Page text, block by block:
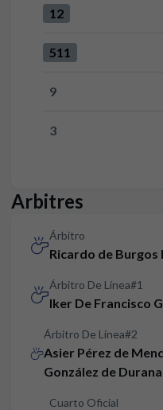
Xuts totals:Celta 12
12
Passades totals:Celta
511
Faltes:Celta 9 versus
9
Córners:Celta 3
3
Arbitres
Árbitro
Ricardo de Burgos
Árbitro De Línea#1
Iker De Francisco
Árbitro De Línea#2
Asier Pérez de
González de Durana
Cuarto Oficial